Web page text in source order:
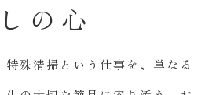
し の 心
殊清掃という仕事を、単なる